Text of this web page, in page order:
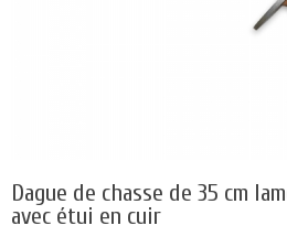
Dague de chasse de 35 cm
avec étui en cuir